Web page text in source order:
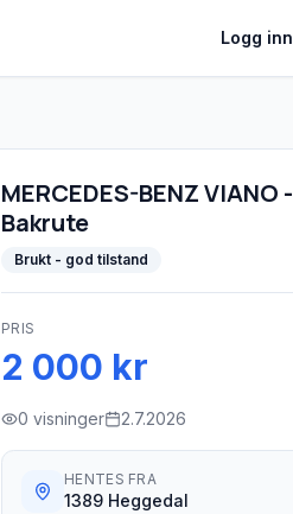
Logg inn
MERCEDES-BENZ VIANO -
Bakrute
Brukt - god tilstand
PRIS
2 000 kr
0 visninger 2.7.2026
HENTES FRA
1389 Heggedal